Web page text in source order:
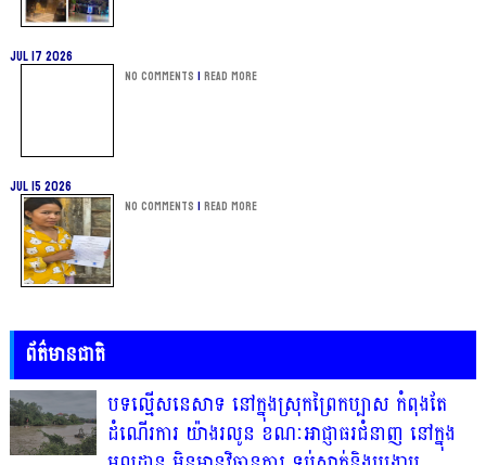
Jul 17 2026
No Comments | Read more
Jul 15 2026
No Comments | Read more
ព័ត៌មានជាតិ
បទល្មើសនេសាទ នៅក្នុងស្រុកព្រៃកប្បាស កំពុងតែ
ដំណើរការ យ៉ាងរលូន ខណៈអាជ្ញាធរជំនាញ នៅក្នុង